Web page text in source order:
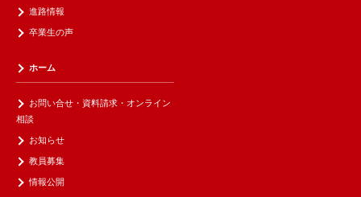
進路情報
卒業生の声
ホーム
お問い合せ・資料請求・オンライン
相談
お知らせ
教員募集
情報公開